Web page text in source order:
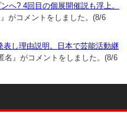
へ? 4回目の個展開催説も浮上。
がコメントをしました。(8/6
し理由説明。日本で芸能活動継
名』がコメントをしました。(8/6